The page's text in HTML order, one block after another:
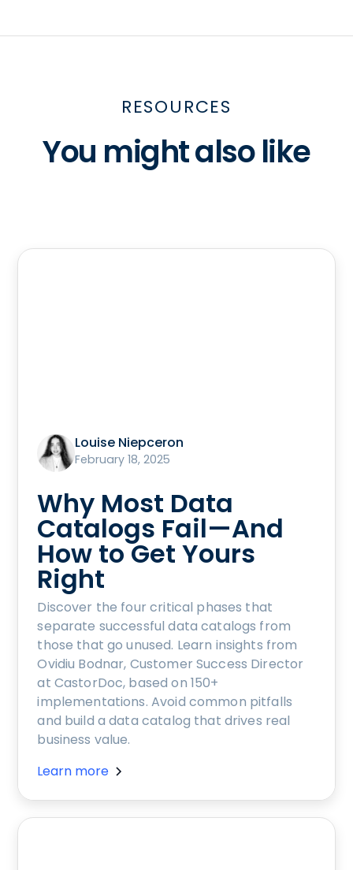
RESOURCES
You might also like
Louise Niepceron
February 18, 2025
Why Most Data
Catalogs Fail—And
How to Get Yours
Right
Discover the four critical phases that
separate successful data catalogs from
those that go unused. Learn insights from
Ovidiu Bodnar, Customer Success Director
at CastorDoc, based on 150+
implementations. Avoid common pitfalls
and build a data catalog that drives real
business value.
Learn more